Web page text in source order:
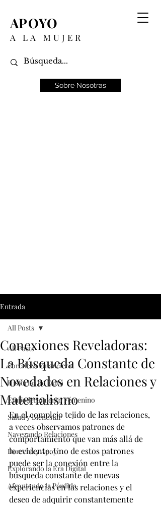
APOYO
A LA MUJER
Sobre Nosotras
Entrada
All Posts
Fortaleza Financiera
Historias de Éxito
Empoderamiento Fémenino
Salud y Bienestar
Navegando Relaciones
Derecho y Apoyo
Explorando la Era Digital
Afrontando la Pérdida
All Posts
Conexiones Reveladoras:
La Búsqueda Constante de
Novedades en Relaciones y
Materialismo
En el complejo tejido de las relaciones,
a veces observamos patrones de
comportamiento que van más allá de
lo evidente. Uno de estos patrones
puede ser la conexión entre la
búsqueda constante de nuevas
experiencias en las relaciones y el
deseo de adquirir constantemente